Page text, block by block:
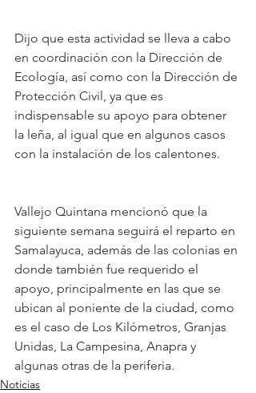
Dijo que esta actividad se lleva a cabo
en coordinación con la Dirección de
Ecología, así como con la Dirección de
Protección Civil, ya que es
indispensable su apoyo para obtener
la leña, al igual que en algunos casos
con la instalación de los calentones.
Vallejo Quintana mencionó que la
siguiente semana seguirá el reparto en
Samalayuca, además de las colonias en
donde también fue requerido el
apoyo, principalmente en las que se
ubican al poniente de la ciudad, como
es el caso de Los Kilómetros, Granjas
Unidas, La Campesina, Anapra y
algunas otras de la periferia.
Noticias